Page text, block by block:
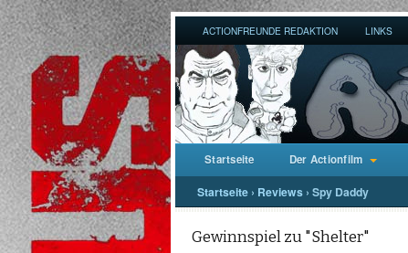
ACTIONFREUNDE REDAKTION LINKS
Startseite Der Actionfilm
Startseite › Reviews › Spy Daddy
Gewinnspiel zu "Shelter"